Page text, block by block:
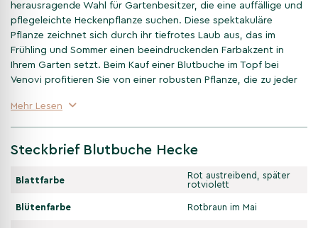
herausragende Wahl für Gartenbesitzer, die eine auffällige und
pflegeleichte Heckenpflanze suchen. Diese spektakuläre
Pflanze zeichnet sich durch ihr tiefrotes Laub aus, das im
Frühling und Sommer einen beeindruckenden Farbakzent in
Ihrem Garten setzt. Beim Kauf einer Blutbuche im Topf bei
Venovi profitieren Sie von einer robusten Pflanze, die zu jeder
Überlebensrate nach der Pflanzung gewährleistet.
Eigenschaften der Blutbuche
leuchtend roten Blätter, die im Herbst in ein prächtiges
Mehr Lesen
Steckbrief Blutbuche Hecke
Blattfarbe
Rot austreibend, später
rotviolett
Blütenfarbe Rotbraun im Mai